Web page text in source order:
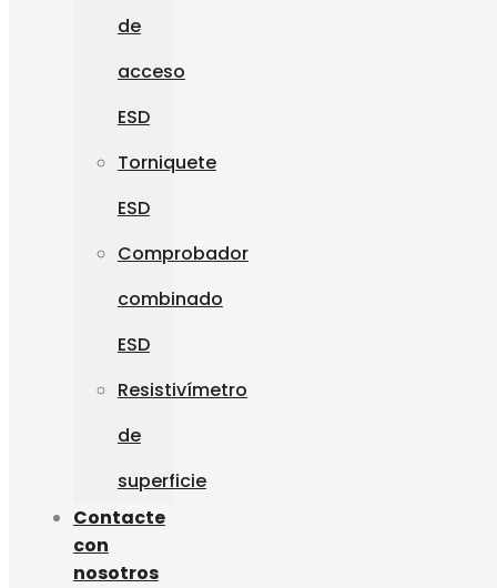
de
acceso
ESD
Torniquete
ESD
Comprobador
combinado
ESD
Resistivímetro
de
superficie
Contacte
con
nosotros